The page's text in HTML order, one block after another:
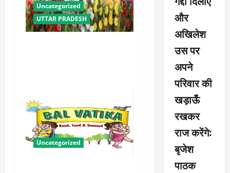
Uncategorized
UTTAR PRADESH
Uncategorized
और
अखिलेश
उस पर
अपने
परिवार की
खड़ाऊँ
रखकर
राज करेंगे:
बृजेश
पाठक